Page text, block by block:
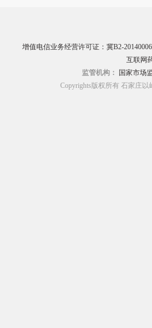
增值电信业务经营许可证：冀B2-20140006
互联网
监管机构：
国家市场
Copyrights版权所有 石家庄